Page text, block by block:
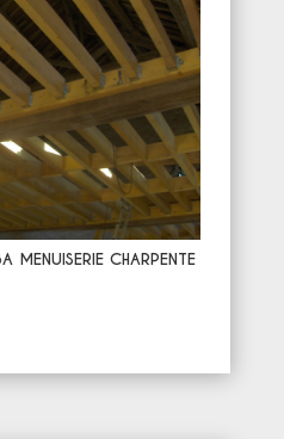
CHARPENTE